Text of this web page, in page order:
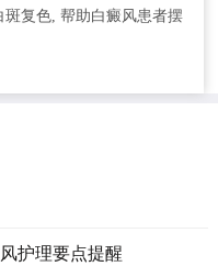
复色, 帮助白癜风患者摆
护理要点提醒